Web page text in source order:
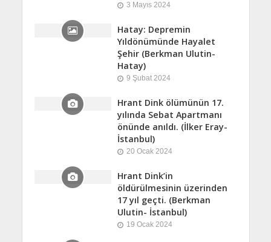
3 Mayıs 2024
Hatay: Depremin
Yıldönümünde Hayalet
Şehir (Berkman Ulutin-
Hatay)
9 Şubat 2024
Hrant Dink ölümünün 17.
yılında Sebat Apartmanı
önünde anıldı. (İlker Eray-
İstanbul)
20 Ocak 2024
Hrant Dink’in
öldürülmesinin üzerinden
17 yıl geçti. (Berkman
Ulutin- İstanbul)
19 Ocak 2024